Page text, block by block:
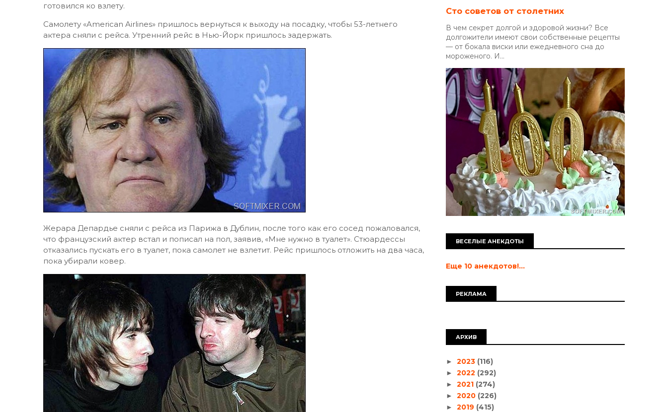
готовился ко взлету.
Самолету «American Airlines» пришлось вернуться к выходу на посадку, чтобы 53-летнего
актера сняли с рейса. Утренний рейс в Нью-Йорк пришлось задержать.
Жерара Депардье сняли с рейса из Парижа в Дублин, после того как его сосед пожаловался,
что французский актер встал и пописал на пол, заявив, «Мне нужно в туалет». Стюардессы
отказались пускать его в туалет, пока самолет не взлетит. Рейс пришлось отложить на два часа,
пока убирали ковер.
Сто советов от столетних
В чем секрет долгой и здоровой жизни? Все
долгожители имеют свои собственные рецепты
— от бокала виски или ежедневного сна до
мороженого. И...
ВЕСЕЛЫЕ АНЕКДОТЫ
Еще 10 анекдотов!...
РЕКЛАМА
АРХИВ
► 2023 (116)
► 2022 (292)
► 2021 (274)
► 2020 (226)
► 2019 (415)